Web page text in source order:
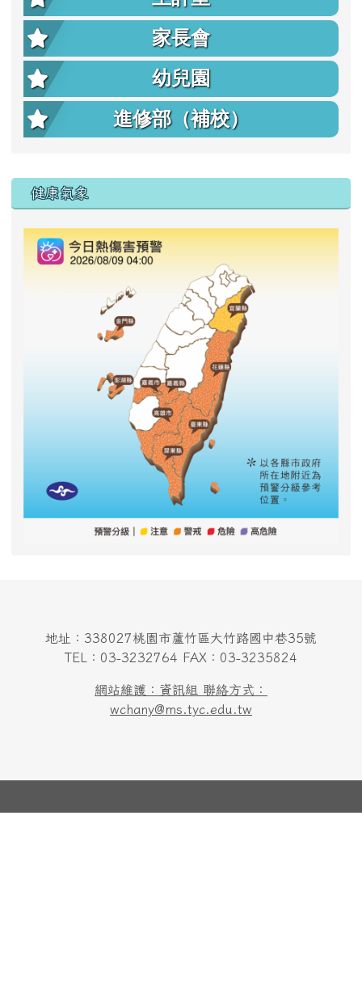
家長會
幼兒園
進修部（補校）
右邊區域內容
健康氣象
地址：338027桃園市蘆竹區大竹路國中巷35號
TEL：03-3232764 FAX：03-3235824
網站維護：資訊組 聯絡方式：
wchany@ms.tyc.edu.tw